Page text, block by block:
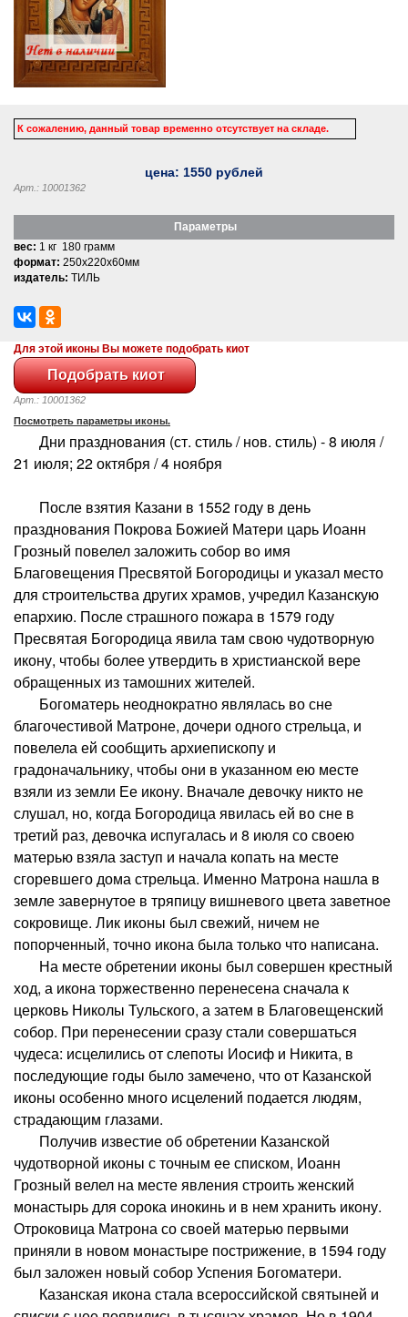
К сожалению, данный товар временно отсутствует на складе.
цена: 1550 рублей
Арт.: 10001362
Параметры
вес: 1 кг 180 грамм
формат: 250x220x60мм
издатель: ТИЛЬ
Для этой иконы Вы можете подобрать киот
Арт.: 10001362
Посмотреть параметры иконы.
Дни празднования (ст. стиль / нов. стиль) - 8 июля /
21 июля; 22 октября / 4 ноября
После взятия Казани в 1552 году в день
празднования Покрова Божией Матери царь Иоанн
Грозный повелел заложить собор во имя
Благовещения Пресвятой Богородицы и указал место
для строительства других храмов, учредил Казанскую
епархию. После страшного пожара в 1579 году
Пресвятая Богородица явила там свою чудотворную
икону, чтобы более утвердить в христианской вере
обращенных из тамошних жителей.
Богоматерь неоднократно являлась во сне
благочестивой Матроне, дочери одного стрельца, и
повелела ей сообщить архиепископу и
градоначальнику, чтобы они в указанном ею месте
взяли из земли Ее икону. Вначале девочку никто не
слушал, но, когда Богородица явилась ей во сне в
третий раз, девочка испугалась и 8 июля со своею
матерью взяла заступ и начала копать на месте
сгоревшего дома стрельца. Именно Матрона нашла в
земле завернутое в тряпицу вишневого цвета заветное
сокровище. Лик иконы был свежий, ничем не
попорченный, точно икона была только что написана.
На месте обретении иконы был совершен крестный
ход, а икона торжественно перенесена сначала к
церковь Николы Тульского, а затем в Благовещенский
собор. При перенесении сразу стали совершаться
чудеса: исцелились от слепоты Иосиф и Никита, в
последующие годы было замечено, что от Казанской
иконы особенно много исцелений подается людям,
страдающим глазами.
Получив известие об обретении Казанской
чудотворной иконы с точным ее списком, Иоанн
Грозный велел на месте явления строить женский
монастырь для сорока инокинь и в нем хранить икону.
Отроковица Матрона со своей матерью первыми
приняли в новом монастыре пострижение, в 1594 году
был заложен новый собор Успения Богоматери.
Казанская икона стала всероссийской святыней и